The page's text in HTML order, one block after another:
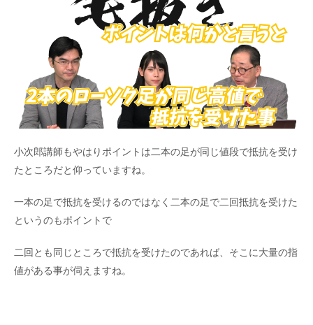
小次郎講師もやはりポイントは二本の足が同じ値段で抵抗を受け
たところだと仰っていますね。
一本の足で抵抗を受けるのではなく二本の足で二回抵抗を受けた
というのもポイントで
二回とも同じところで抵抗を受けたのであれば、そこに大量の指
値がある事が伺えますね。